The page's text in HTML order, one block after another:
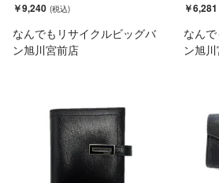
￥9,240
なんでもリサイクルビッグバ
ン旭川宮前店
￥6,281
なん
ン旭